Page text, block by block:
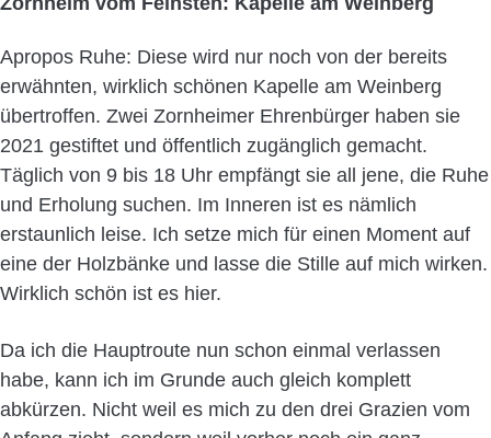
Apropos Ruhe: Diese wird nur noch von der bereits
erwähnten, wirklich schönen Kapelle am Weinberg
übertroffen. Zwei Zornheimer Ehrenbürger haben sie
2021 gestiftet und öffentlich zugänglich gemacht.
Täglich von 9 bis 18 Uhr empfängt sie all jene, die Ruhe
und Erholung suchen. Im Inneren ist es nämlich
erstaunlich leise. Ich setze mich für einen Moment auf
eine der Holzbänke und lasse die Stille auf mich wirken.
Wirklich schön ist es hier.
Da ich die Hauptroute nun schon einmal verlassen
habe, kann ich im Grunde auch gleich komplett
abkürzen. Nicht weil es mich zu den drei Grazien vom